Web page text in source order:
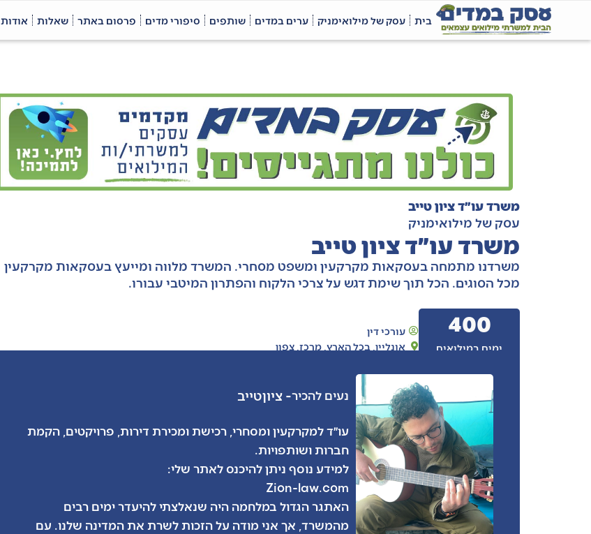
בית עסק של מילואימניק ערים במדים שותפים סיפורי מדים פרסום באתר שאלות אודות
משרד עו״ד ציון טייב
עסק של מילואימניק
משרד עו״ד ציון טייב
משרדנו מתמחה בעסקאות מקרקעין ומשפט מסחרי. המשרד מלווה ומייעץ בעסקאות מקרקעין
מכל הסוגים. הכל תוך שימת דגש על צרכי הלקוח והפתרון המיטבי עבורו.
עורכי דין
אונליין בכל הארץ מרכז צפון ימים במילואים
400
נעים להכיר- ציוןטייב
עו״ד למקרקעין ומסחרי, רכישת ומכירת דירות, פרויקטים, הקמת
חברות ושותפויות.
למידע נוסף ניתן להיכנס לאתר שלי:
Zion-law.com
האתגר הגדול במלחמה היה שנאלצתי להיעדר ימים רבים
מהמשרד, אך אני מודה על הזכות לשרת את המדינה שלנו. עם